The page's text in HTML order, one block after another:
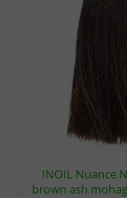
INOIL Nuance
brown ash